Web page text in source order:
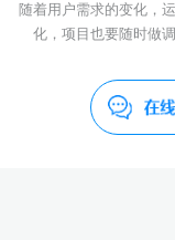
随着用户需求的变化，
化，项目也要随时做